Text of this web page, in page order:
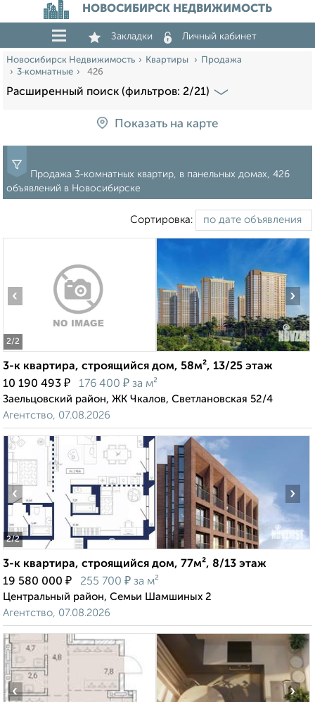
НОВОСИБИРСК НЕДВИЖИМОСТЬ
Закладки Личный кабинет
Новосибирск Недвижимость Квартиры
Продажа
3‑комнатные
426
Расширенный поиск (фильтров: 2/21)
Показать на карте
Продажа 3‑комнатных квартир, в панельных домах, 426
объявлений в Новосибирске
Сортировка:
2/2
‹ ›
3-к квартира, строящийся дом, 58м², 13/25 этаж
10 190 493 ₽ 176 400 ₽ за м²
Заельцовский район, ЖК Чкалов, Светлановская 52/4
Агентство, 07.08.2026
2/2
‹ ›
3-к квартира, строящийся дом, 77м², 8/13 этаж
19 580 000 ₽ 255 700 ₽ за м²
Центральный район, Семьи Шамшиных 2
Агентство, 07.08.2026
‹ ›